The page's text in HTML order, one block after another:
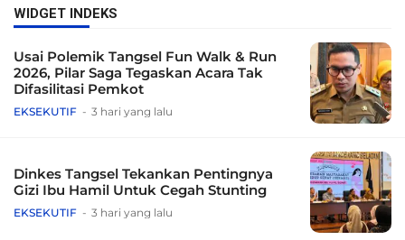
WIDGET INDEKS
Usai Polemik Tangsel Fun Walk & Run
2026, Pilar Saga Tegaskan Acara Tak
Difasilitasi Pemkot
EKSEKUTIF 3 hari yang lalu
Dinkes Tangsel Tekankan Pentingnya
Gizi Ibu Hamil Untuk Cegah Stunting
EKSEKUTIF 3 hari yang lalu